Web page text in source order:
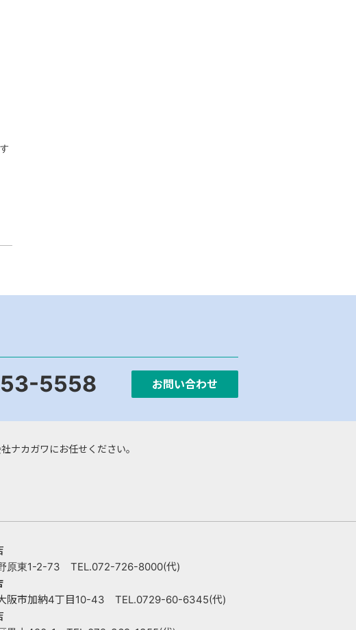
5558 お問い合わせ
ナカガワにお任せください。
原東1-2-73 TEL.072-726-8000(代)
阪市加納4丁目10-43 TEL.0729-60-6345(代)